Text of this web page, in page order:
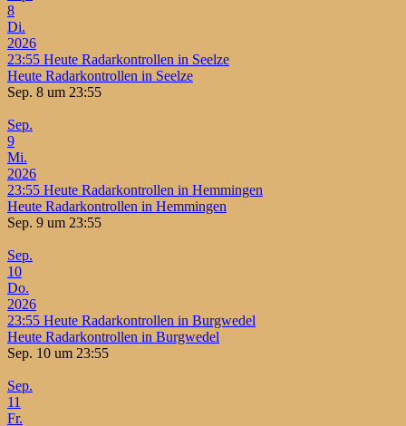
8
Di.
2026
23:55 Heute Radarkontrollen in Seelze
Heute Radarkontrollen in Seelze
Sep. 8 um 23:55
Sep.
9
Mi.
2026
23:55 Heute Radarkontrollen in Hemmingen
Heute Radarkontrollen in Hemmingen
Sep. 9 um 23:55
Sep.
10
Do.
2026
23:55 Heute Radarkontrollen in Burgwedel
Heute Radarkontrollen in Burgwedel
Sep. 10 um 23:55
Sep.
11
Fr.